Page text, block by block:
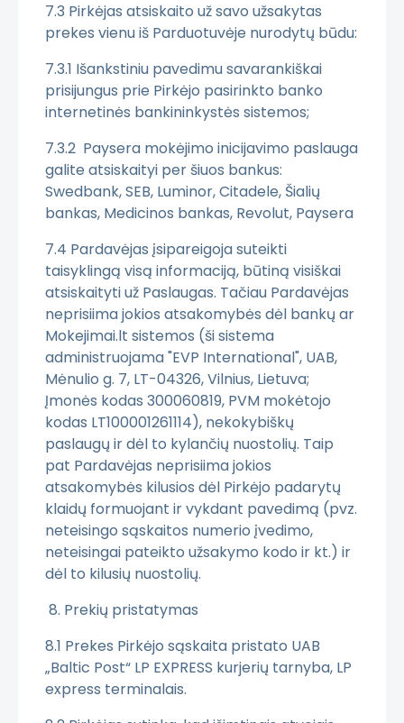
7.3 Pirkėjas atsiskaito už savo užsakytas
prekes vienu iš Parduotuvėje nurodytų būdu:
7.3.1 Išankstiniu pavedimu savarankiškai
prisijungus prie Pirkėjo pasirinkto banko
internetinės bankininkystės sistemos;
7.3.2 Paysera mokėjimo inicijavimo paslauga
galite atsiskaityi per šiuos bankus:
Swedbank, SEB, Luminor, Citadele, Šialių
bankas, Medicinos bankas, Revolut, Paysera
7.4 Pardavėjas įsipareigoja suteikti
taisyklingą visą informaciją, būtiną visiškai
atsiskaityti už Paslaugas. Tačiau Pardavėjas
neprisiima jokios atsakomybės dėl bankų ar
Mokejimai.lt sistemos (ši sistema
administruojama "EVP International", UAB,
Mėnulio g. 7, LT-04326, Vilnius, Lietuva;
Įmonės kodas 300060819, PVM mokėtojo
kodas LT100001261114), nekokybiškų
paslaugų ir dėl to kylančių nuostolių. Taip
pat Pardavėjas neprisiima jokios
atsakomybės kilusios dėl Pirkėjo padarytų
klaidų formuojant ir vykdant pavedimą (pvz.
neteisingo sąskaitos numerio įvedimo,
neteisingai pateikto užsakymo kodo ir kt.) ir
dėl to kilusių nuostolių.
8. Prekių pristatymas
8.1 Prekes Pirkėjo sąskaita pristato UAB
„Baltic Post“ LP EXPRESS kurjerių tarnyba, LP
express terminalais.